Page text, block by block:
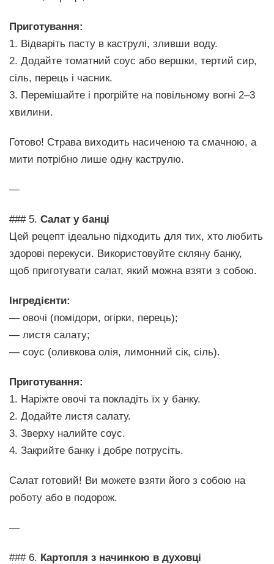
Приготування:
1. Відваріть пасту в каструлі, зливши воду.
2. Додайте томатний соус або вершки, тертий сир,
сіль, перець і часник.
3. Перемішайте і прогрійте на повільному вогні 2–3
хвилини.
Готово! Страва виходить насиченою та смачною, а
мити потрібно лише одну каструлю.
—
### 5. Салат у банці
Цей рецепт ідеально підходить для тих, хто любить
здорові перекуси. Використовуйте скляну банку,
щоб приготувати салат, який можна взяти з собою.
Інгредієнти:
— овочі (помідори, огірки, перець);
— листя салату;
— соус (оливкова олія, лимонний сік, сіль).
Приготування:
1. Наріжте овочі та покладіть їх у банку.
2. Додайте листя салату.
3. Зверху налийте соус.
4. Закрийте банку і добре потрусіть.
Салат готовий! Ви можете взяти його з собою на
роботу або в подорож.
—
### 6. Картопля з начинкою в духовці